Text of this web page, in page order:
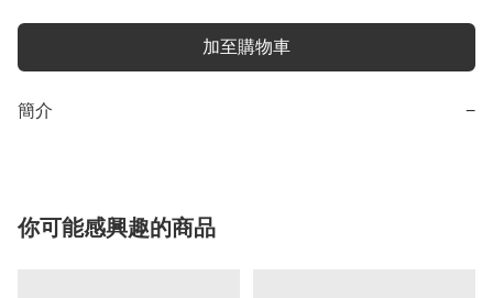
加至購物車
簡介 −
你可能感興趣的商品